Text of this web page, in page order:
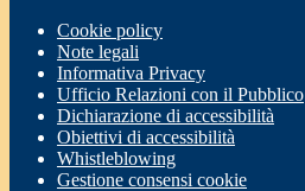
Cookie policy
Note legali
Informativa Privacy
Ufficio Relazioni con il Pubblico
Dichiarazione di accessibilità
Obiettivi di accessibilità
Whistleblowing
Gestione consensi cookie